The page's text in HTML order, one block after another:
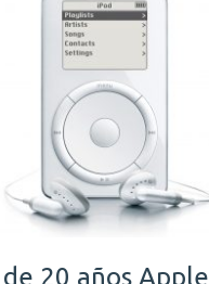
20 años Apple